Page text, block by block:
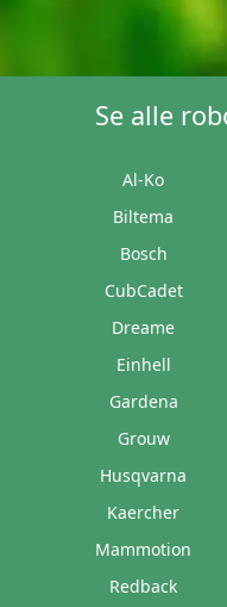
Se alle
Al-Ko
Biltema
Bosch
CubCadet
Dreame
Einhell
Gardena
Grouw
Husqvarna
Kaercher
Mammotion
Redback